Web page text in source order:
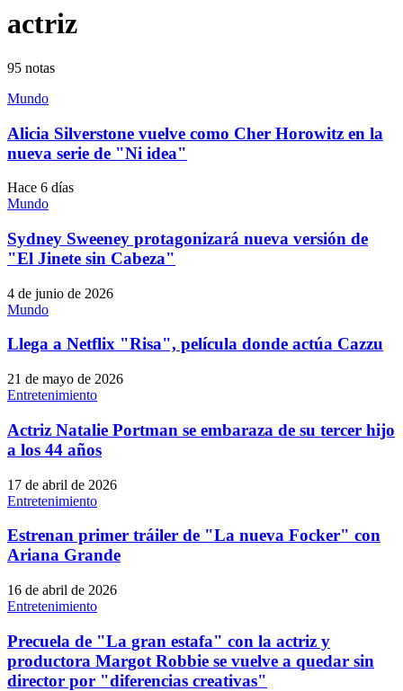
actriz
95 notas
Mundo
Alicia Silverstone vuelve como Cher Horowitz en la
nueva serie de "Ni idea"
Hace 6 días
Mundo
Sydney Sweeney protagonizará nueva versión de
"El Jinete sin Cabeza"
4 de junio de 2026
Mundo
Llega a Netflix "Risa", película donde actúa Cazzu
21 de mayo de 2026
Entretenimiento
Actriz Natalie Portman se embaraza de su tercer hijo
a los 44 años
17 de abril de 2026
Entretenimiento
Estrenan primer tráiler de "La nueva Focker" con
Ariana Grande
16 de abril de 2026
Entretenimiento
Precuela de "La gran estafa" con la actriz y
productora Margot Robbie se vuelve a quedar sin
director por "diferencias creativas"